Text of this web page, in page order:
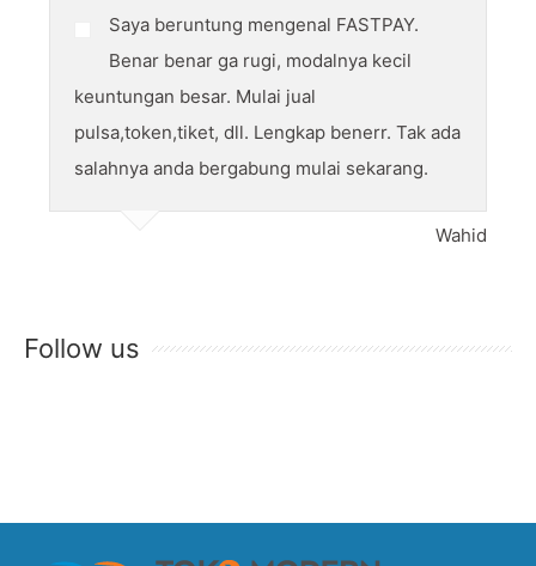
Saya beruntung mengenal FASTPAY.
Benar benar ga rugi, modalnya kecil
keuntungan besar. Mulai jual
pulsa,token,tiket, dll. Lengkap benerr. Tak ada
salahnya anda bergabung mulai sekarang.
Wahid
Follow us